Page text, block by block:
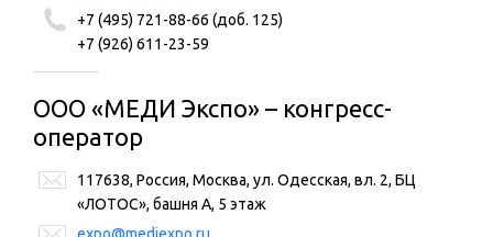
+7 (495) 721-88-66 (доб. 125)
+7 (926) 611-23-59
ООО «МЕДИ Экспо» – конгресс-
оператор
117638, Россия, Москва, ул. Одесская, вл. 2, БЦ
«ЛОТОС», башня А, 5 этаж